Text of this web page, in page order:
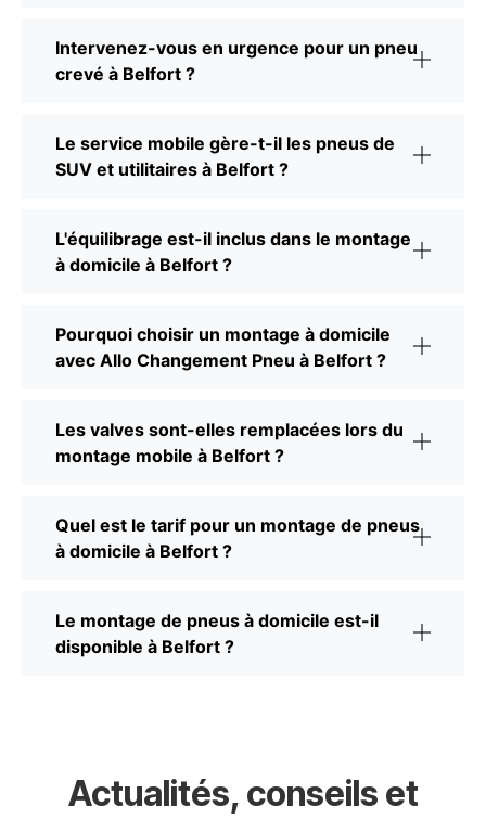
Intervenez-vous en urgence pour un pneu
crevé à Belfort ?
Le service mobile gère-t-il les pneus de
SUV et utilitaires à Belfort ?
L'équilibrage est-il inclus dans le montage
à domicile à Belfort ?
Pourquoi choisir un montage à domicile
avec Allo Changement Pneu à Belfort ?
Les valves sont-elles remplacées lors du
montage mobile à Belfort ?
Quel est le tarif pour un montage de pneus
à domicile à Belfort ?
Le montage de pneus à domicile est-il
disponible à Belfort ?
Actualités, conseils et